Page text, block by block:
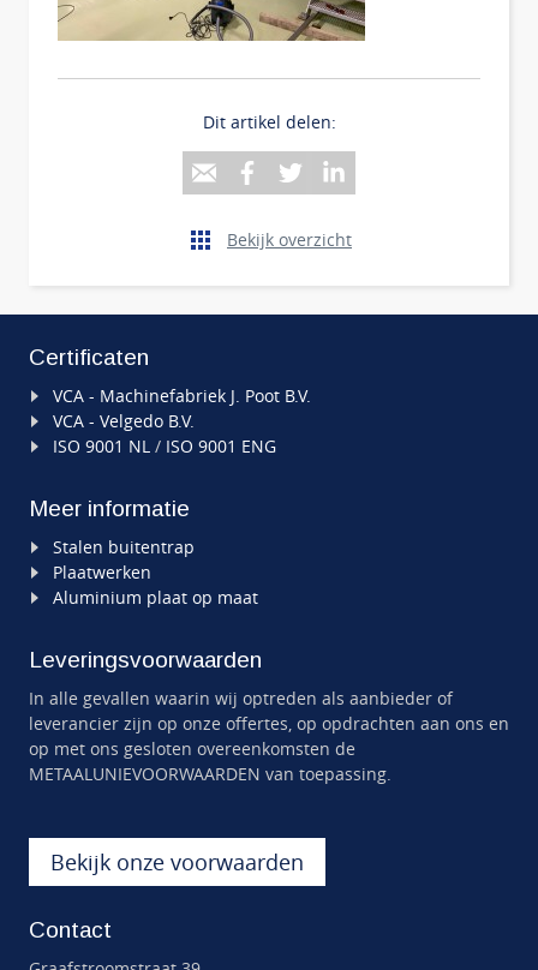
Dit artikel delen:
Bekijk overzicht
Certificaten
VCA - Machinefabriek J. Poot B.V.
VCA - Velgedo B.V.
ISO 9001 NL / ISO 9001 ENG
Meer informatie
Stalen buitentrap
Plaatwerken
Aluminium plaat op maat
Leveringsvoorwaarden
In alle gevallen waarin wij optreden als aanbieder of
leverancier zijn op onze offertes, op opdrachten aan ons en
op met ons gesloten overeenkomsten de
METAALUNIEVOORWAARDEN van toepassing.
Bekijk onze voorwaarden
Contact